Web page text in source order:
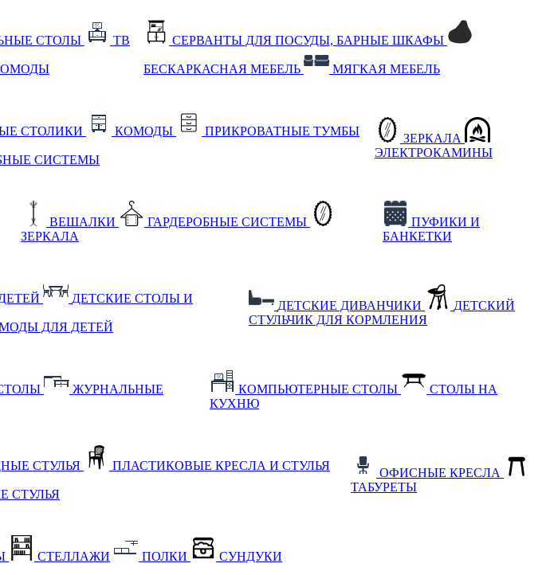
СТОЛЫ ТВ СЕРВАНТЫ ДЛЯ ПОСУДЫ, БАРНЫЕ ШКАФЫ
БЕСКАРКАСНАЯ МЕБЕЛЬ МЯГКАЯ МЕБЕЛЬ
СТОЛИКИ КОМОДЫ ПРИКРОВАТНЫЕ ТУМБЫ
СИСТЕМЫ
ЗЕРКАЛА
ЭЛЕКТРОКАМИНЫ
ВЕШАЛКИ
ГАРДЕРОБНЫЕ СИСТЕМЫ
ЗЕРКАЛА
ПУФИКИ И
БАНКЕТКИ
ДЕТСКИЕ СТОЛЫ И
ДЛЯ ДЕТЕЙ
ДЕТСКИЕ ДИВАНЧИКИ
ДЕТСКИЙ
СТУЛЬЧИК ДЛЯ КОРМЛЕНИЯ
ЖУРНАЛЬНЫЕ
КОМПЬЮТЕРНЫЕ СТОЛЫ
СТОЛЫ НА
КУХНЮ
СТУЛЬЯ ПЛАСТИКОВЫЕ КРЕСЛА И СТУЛЬЯ
СТУЛЬЯ
ОФИСНЫЕ КРЕСЛА
ТАБУРЕТЫ
СТЕЛЛАЖИ ПОЛКИ СУНДУКИ